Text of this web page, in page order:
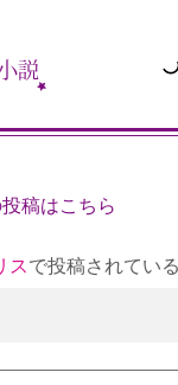
説
稿はこちら
スで投稿されてい